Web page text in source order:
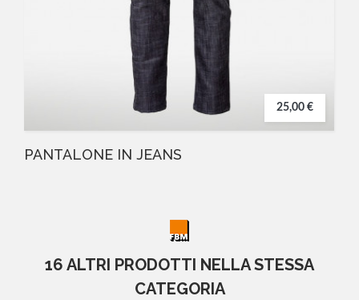
25,00 €
PANTALONE IN JEANS
16 ALTRI PRODOTTI NELLA STESSA
CATEGORIA